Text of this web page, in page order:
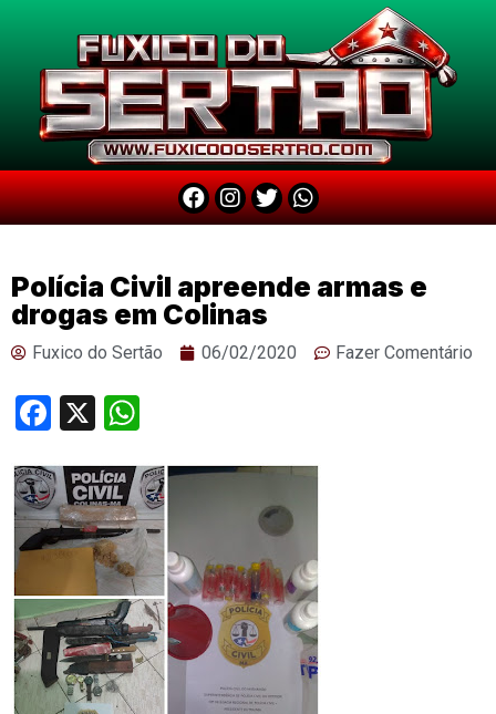
Polícia Civil apreende armas e
drogas em Colinas
Fuxico do Sertão 06/02/2020 Fazer Comentário
Facebook
X